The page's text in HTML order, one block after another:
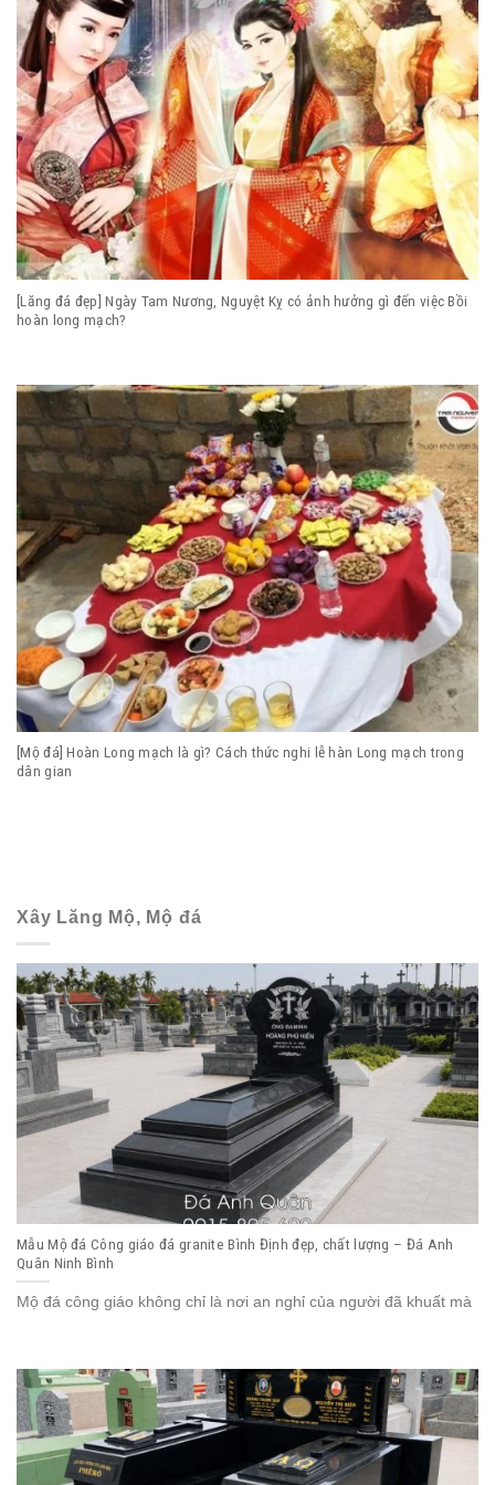
[Lăng đá đẹp] Ngày Tam Nương, Nguyệt Kỵ có ảnh hưởng gì đến việc Bồi
hoàn long mạch?
[Mộ đá] Hoàn Long mạch là gì? Cách thức nghi lễ hàn Long mạch trong
dân gian
Xây Lăng Mộ, Mộ đá
Mẫu Mộ đá Công giáo đá granite Bình Định đẹp, chất lượng – Đá Anh
Quân Ninh Bình
Mộ đá công giáo không chỉ là nơi an nghỉ của người đã khuất mà